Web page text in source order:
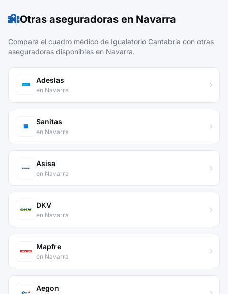
Otras aseguradoras en Navarra
Compara el cuadro médico de Igualatorio Cantabria con otras
aseguradoras disponibles en Navarra.
Adeslas
en Navarra
Sanitas
en Navarra
Asisa
en Navarra
DKV
en Navarra
Mapfre
en Navarra
Aegon